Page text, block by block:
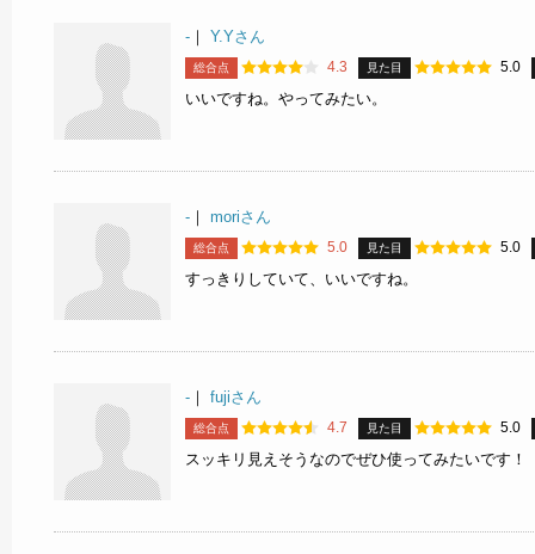
- ｜ Y.Yさん
総合点 4.3 見た目 5.0
いいですね。やってみたい。
- ｜ moriさん
総合点 5.0 見た目 5.0
すっきりしていて、いいですね。
- ｜ fujiさん
総合点 4.7 見た目 5.0
スッキリ見えそうなのでぜひ使ってみたいです！